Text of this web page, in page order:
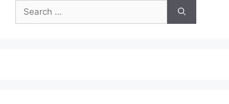
Search
for: